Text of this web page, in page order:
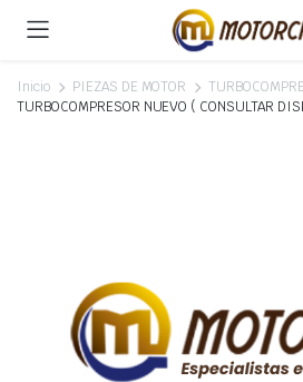
Inicio PIEZAS DE MOTOR
TURBOCOMPRESOR NUEVO ( CONSULTAR